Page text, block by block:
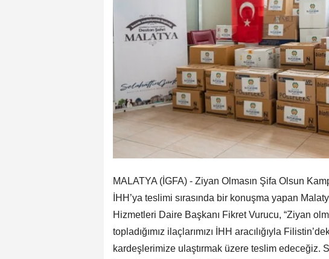
MALATYA (İGFA) - Ziyan Olmasın Şifa Olsun
İHH’ya teslimi sırasında bir konuşma yapan
Hizmetleri Daire Başkanı Fikret Vurucu, “Ziyan
topladığımız ilaçlarımızı İHH aracılığıyla
kardeşlerimize ulaştırmak üzere teslim edeceğiz.